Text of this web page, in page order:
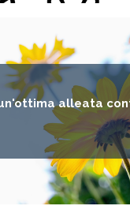
alleata